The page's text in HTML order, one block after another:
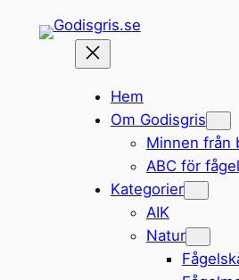
Hem
Om Godisgris
Minnen från
ABC för
Kategorier
AIK
Natur